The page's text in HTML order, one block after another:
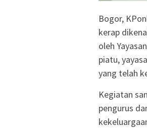
Bogor,
kerap
oleh
piatu,
yang telah
Kegiatan
pengurus